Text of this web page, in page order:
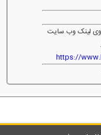
روی لینک وب سایت
https://